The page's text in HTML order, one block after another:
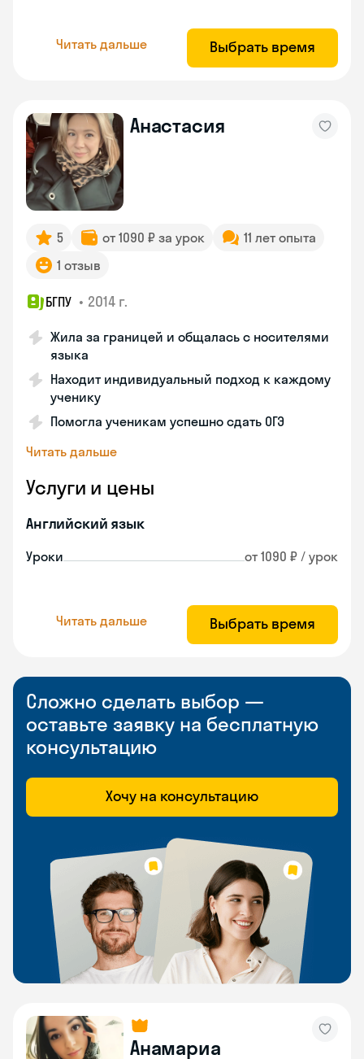
Читать дальше Выбрать время
Анастасия
5 от 1090 ₽ за урок
11 лет опыта
1 отзыв
БГПУ • 2014 г.
Жила за границей и общалась с носителями
языка
Находит индивидуальный подход к каждому
ученику
Помогла ученикам успешно сдать ОГЭ
Читать дальше
Услуги и цены
Английский язык
Уроки от 1090 ₽ / урок
Читать дальше Выбрать время
Сложно сделать выбор —
оставьте заявку на бесплатную
консультацию
Хочу на консультацию
Анамариа